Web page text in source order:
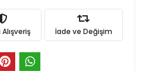
İade ve Değişim